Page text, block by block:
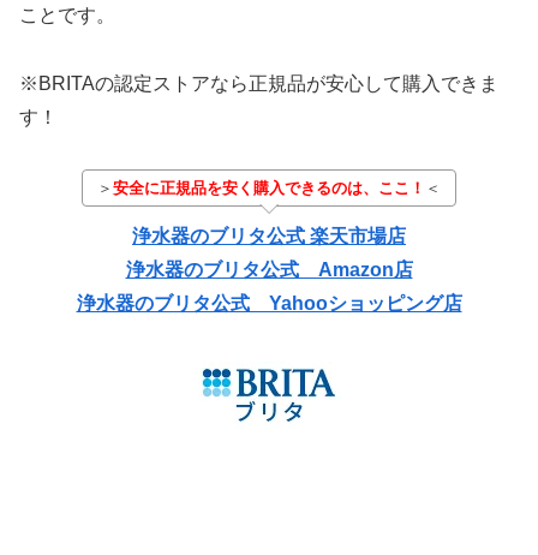
ことです。
※BRITAの認定ストアなら正規品が安心して購入できま
す！
＞ 安全に正規品を安く購入できるのは、ここ！ ＜
浄水器のブリタ公式 楽天市場店
浄水器のブリタ公式 Amazon店
浄水器のブリタ公式 Yahooショッピング店